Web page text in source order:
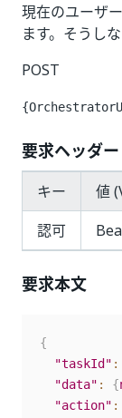
現在のユーザ
ます。そうし
POST
要求ヘッダー
キー
値
認可
要求本文
{
"taskId" :
"data" : {
"action" :